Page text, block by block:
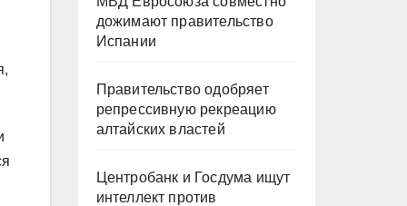
дожимают правительство
Испании
Правительство одобряет
репрессивную рекреацию
алтайских властей
Центробанк и Госдума ищут
интеллект против